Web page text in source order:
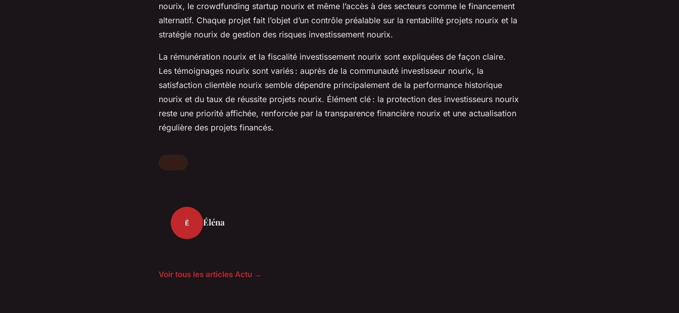
nourix, le crowdfunding startup nourix et même l’accès à des secteurs comme le financement
alternatif. Chaque projet fait l’objet d’un contrôle préalable sur la rentabilité projets nourix et la
stratégie nourix de gestion des risques investissement nourix.
La rémunération nourix et la fiscalité investissement nourix sont expliquées de façon claire.
Les témoignages nourix sont variés : auprès de la communauté investisseur nourix, la
satisfaction clientèle nourix semble dépendre principalement de la performance historique
nourix et du taux de réussite projets nourix. Élément clé : la protection des investisseurs nourix
reste une priorité affichée, renforcée par la transparence financière nourix et une actualisation
régulière des projets financés.
Actu
É Éléna
Voir tous les articles Actu →